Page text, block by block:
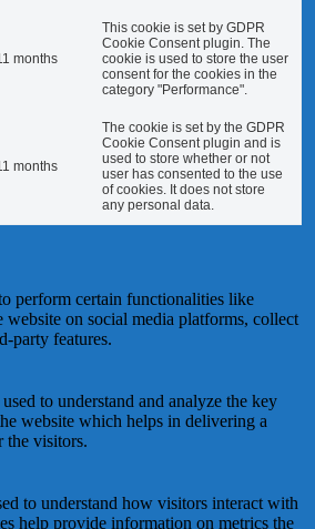
months
This cookie is set by GDPR
Cookie Consent plugin. The
cookie is used to store the user
consent for the cookies in the
category "Performance".
months
The cookie is set by the GDPR
Cookie Consent plugin and is
used to store whether or not
user has consented to the use
of cookies. It does not store
any personal data.
perform certain functionalities like
website on social media platforms, collect
party features.
to understand and analyze the key
website which helps in delivering a
the visitors.
to understand how visitors interact with
help provide information on metrics the